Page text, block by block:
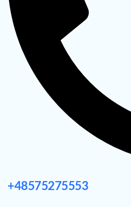
+48575275553